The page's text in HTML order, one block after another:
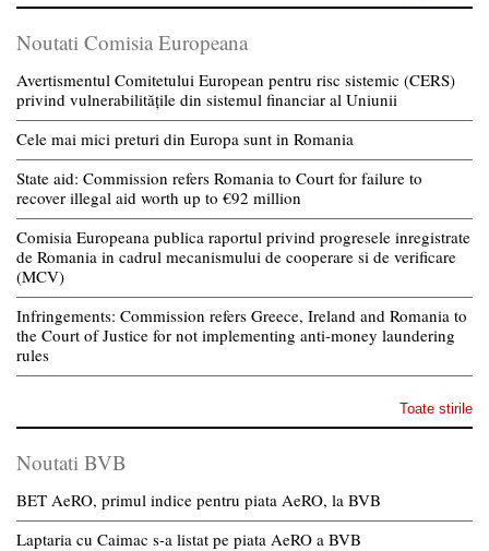
Noutati Comisia Europeana
Avertismentul Comitetului European pentru risc sistemic (CERS)
privind vulnerabilitățile din sistemul financiar al Uniunii
Cele mai mici preturi din Europa sunt in Romania
State aid: Commission refers Romania to Court for failure to
recover illegal aid worth up to €92 million
Comisia Europeana publica raportul privind progresele inregistrate
de Romania in cadrul mecanismului de cooperare si de verificare
(MCV)
Infringements: Commission refers Greece, Ireland and Romania to
the Court of Justice for not implementing anti-money laundering
rules
Toate stirile
Noutati BVB
BET AeRO, primul indice pentru piata AeRO, la BVB
Laptaria cu Caimac s-a listat pe piata AeRO a BVB